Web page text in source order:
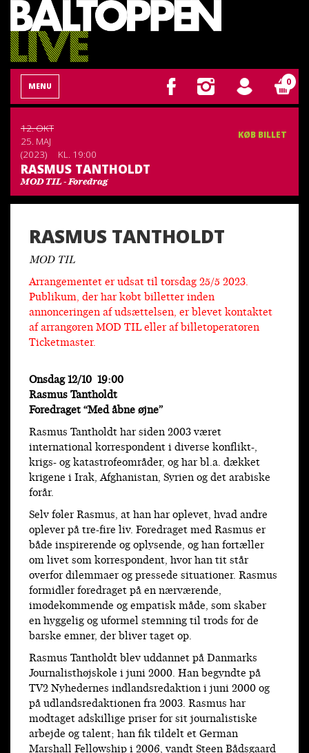
MENU 0
12. OKT
25. MAJ
(2023)
KL. 19:00
RASMUS TANTHOLDT
MOD TIL - Foredrag
KØB BILLET
RASMUS TANTHOLDT
MOD TIL
Arrangementet er udsat til torsdag 25/5 2023.
Publikum, der har købtbilletter inden
annonceringen af udsættelsen, er blevet kontaktet
af arrangøren MOD TIL eller af billetoperatøren
Ticketmaster.
Onsdag 12/10 19:00
Rasmus Tantholdt
Foredraget “Med åbne øjne”
Rasmus Tantholdt har siden 2003 været
international korrespondent i diverse konflikt-,
krigs- og katastrofeområder, og har bl.a. dækket
krigene i Irak, Afghanistan, Syrien og det arabiske
forår.
Selv føler Rasmus, at han har oplevet, hvad andre
oplever på tre-fire liv. Foredraget med Rasmus er
både inspirerende og oplysende, og han fortæller
om livet som korrespondent, hvor han tit står
overfor dilemmaer og pressede situationer. Rasmus
formidler foredraget på en nærværende,
imødekommende og empatisk måde, som skaber
en hyggelig og uformel stemning til trods for de
barske emner, der bliver taget op.
Rasmus Tantholdt blev uddannet på Danmarks
Journalisthøjskole i juni 2000. Han begyndte på
TV2 Nyhedernes indlandsredaktion i juni 2000 og
på udlandsredaktionen fra 2003. Rasmus har
modtaget adskillige priser for sit journalistiske
arbejde og talent; han fik tildelt et German
Marshall Fellowship i 2006, vandt Steen Bådsgaard